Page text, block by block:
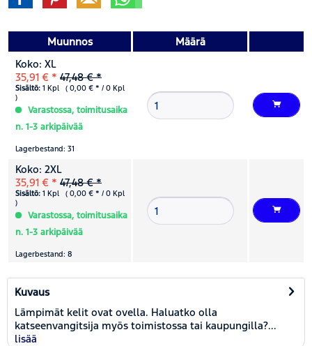
Muunnos
Määrä
Koko: XL
35,91 € * 47,48 € *
Sisältö: 1 Kpl ( 0,00 € * / 0 Kpl
)
Varastossa, toimitusaika
n. 1-3 arkipäivää
Lagerbestand: 31
Koko: 2XL
35,91 € * 47,48 € *
Sisältö: 1 Kpl ( 0,00 € * / 0 Kpl
)
Varastossa, toimitusaika
n. 1-3 arkipäivää
Lagerbestand: 8
Kuvaus
Lämpimät kelit ovat ovella. Haluatko olla
katseenvangitsija myös toimistossa tai kaupungilla?...
lisää